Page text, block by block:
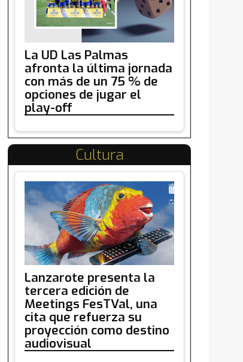
La UD Las Palmas
afronta la última jornada
con más de un 75 % de
opciones de jugar el
play-off
Cultura
Lanzarote presenta la
tercera edición de
Meetings FesTVal, una
cita que refuerza su
proyección como destino
audiovisual